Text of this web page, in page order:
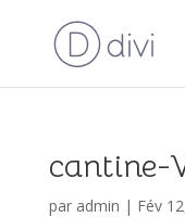
cantine-
par admin | Fév